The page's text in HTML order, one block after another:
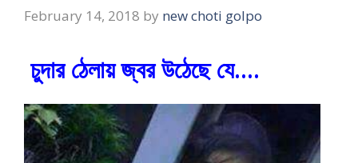
February 14, 2018 by new choti golpo
চুদার ঠেলায় জ্বর উঠেছে যে….